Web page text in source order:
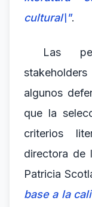
cultural\".
Las
algunos
que la
criterios
directora de
Patricia
base a la